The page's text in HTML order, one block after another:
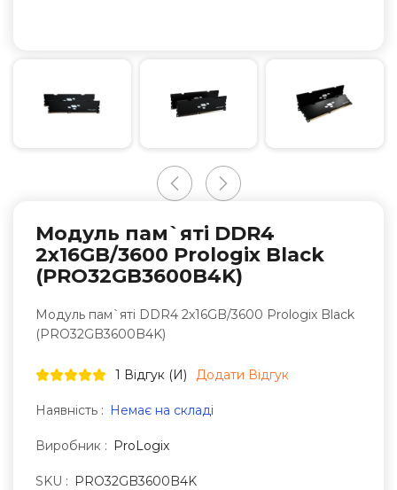
Модуль пам`ятi DDR4
2x16GB/3600 Prologix Black
(PRO32GB3600B4K)
Модуль пам`ятi DDR4 2x16GB/3600 Prologix Black
(PRO32GB3600B4K)
1 Відгук (и) Додати Відгук
Наявність : Немає на складі
Виробник : ProLogix
SKU : PRO32GB3600B4K